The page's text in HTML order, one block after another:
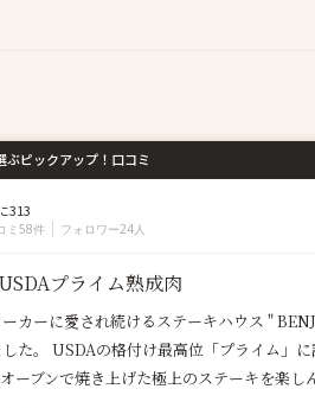
ぶピックアップ！口コミ
313
ミ58件 フォロワー24人
プライム熟成肉
カーに愛され続けるステーキハウス "
た。 USDAの格付け最高位「プライム」
ーブンで焼き上げた極上のステーキを楽し